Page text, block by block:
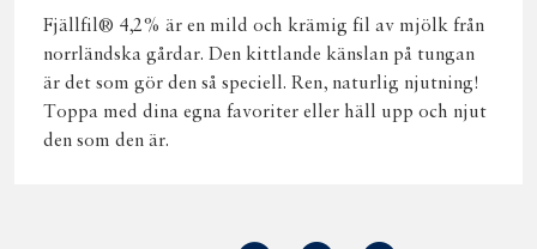
Fjällfil® 4,2% är en mild och krämig fil av mjölk från
norrländska gårdar. Den kittlande känslan på tungan
är det som gör den så speciell. Ren, naturlig njutning!
Toppa med dina egna favoriter eller häll upp och njut
den som den är.